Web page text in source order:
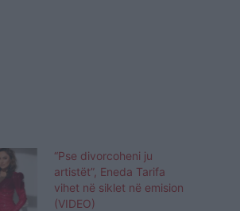
“Pse divorcoheni ju
artistët”, Eneda Tarifa
vihet në siklet në emision
(VIDEO)